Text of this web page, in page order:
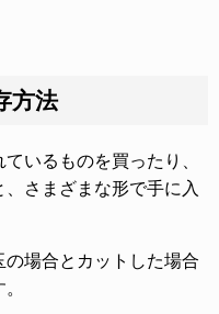
方法
いるものを買ったり、
さまざまな形で手に入
場合とカットした場合